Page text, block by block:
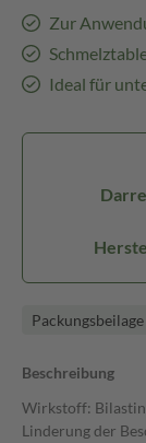
Zur
Ideal für
Packungsbeilage
Beschreibung
Wirkstoff:
Linderung der